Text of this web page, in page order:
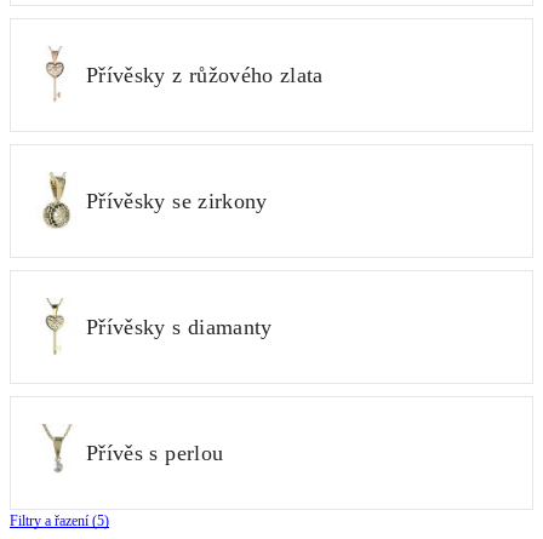
Přívěsky z růžového zlata
Přívěsky se zirkony
Přívěsky s diamanty
Přívěs s perlou
Filtry a řazení (5)